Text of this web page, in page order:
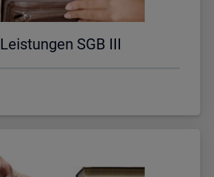
Leis­tun­gen SGB III